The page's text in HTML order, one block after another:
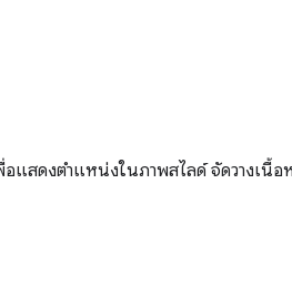
อแสดงตําแหน่งในภาพสไลด์ จัดวางเนื้อ